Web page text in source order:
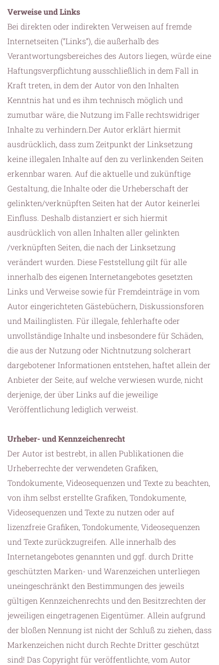
Verweise und Links
Bei direkten oder indirekten Verweisen auf fremde
Internetseiten (“Links”), die außerhalb des
Verantwortungsbereiches des Autors liegen, würde eine
Haftungsverpflichtung ausschließlich in dem Fall in
Kraft treten, in dem der Autor von den Inhalten
Kenntnis hat und es ihm technisch möglich und
zumutbar wäre, die Nutzung im Falle rechtswidriger
Inhalte zu verhindern.Der Autor erklärt hiermit
ausdrücklich, dass zum Zeitpunkt der Linksetzung
keine illegalen Inhalte auf den zu verlinkenden Seiten
erkennbar waren. Auf die aktuelle und zukünftige
Gestaltung, die Inhalte oder die Urheberschaft der
gelinkten/verknüpften Seiten hat der Autor keinerlei
Einfluss. Deshalb distanziert er sich hiermit
ausdrücklich von allen Inhalten aller gelinkten
/verknüpften Seiten, die nach der Linksetzung
verändert wurden. Diese Feststellung gilt für alle
innerhalb des eigenen Internetangebotes gesetzten
Links und Verweise sowie für Fremdeinträge in vom
Autor eingerichteten Gästebüchern, Diskussionsforen
und Mailinglisten. Für illegale, fehlerhafte oder
unvollständige Inhalte und insbesondere für Schäden,
die aus der Nutzung oder Nichtnutzung solcherart
dargebotener Informationen entstehen, haftet allein der
Anbieter der Seite, auf welche verwiesen wurde, nicht
derjenige, der über Links auf die jeweilige
Veröffentlichung lediglich verweist.
Urheber- und Kennzeichenrecht
Der Autor ist bestrebt, in allen Publikationen die
Urheberrechte der verwendeten Grafiken,
Tondokumente, Videosequenzen und Texte zu beachten,
von ihm selbst erstellte Grafiken, Tondokumente,
Videosequenzen und Texte zu nutzen oder auf
lizenzfreie Grafiken, Tondokumente, Videosequenzen
und Texte zurückzugreifen. Alle innerhalb des
Internetangebotes genannten und ggf. durch Dritte
geschützten Marken- und Warenzeichen unterliegen
uneingeschränkt den Bestimmungen des jeweils
gültigen Kennzeichenrechts und den Besitzrechten der
jeweiligen eingetragenen Eigentümer. Allein aufgrund
der bloßen Nennung ist nicht der Schluß zu ziehen, dass
Markenzeichen nicht durch Rechte Dritter geschützt
sind! Das Copyright für veröffentlichte, vom Autor